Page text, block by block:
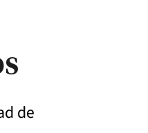
de